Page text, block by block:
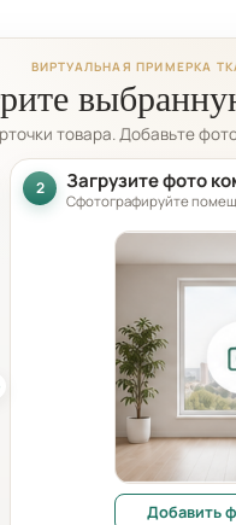
ВИРТУАЛЬНАЯ ПРИМЕРКА
товара. Добавьте
2 Загрузите фото
Сфотографируйте
Добавить